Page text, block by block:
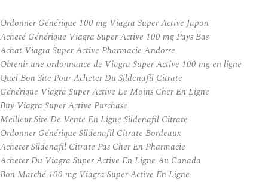
Ordonner Générique 100 mg Viagra Super Active Japon
Acheté Générique Viagra Super Active 100 mg Pays Bas
Achat Viagra Super Active Pharmacie Andorre
Obtenir une ordonnance de Viagra Super Active 100 mg en ligne
Quel Bon Site Pour Acheter Du Sildenafil Citrate
Générique Viagra Super Active Le Moins Cher En Ligne
Buy Viagra Super Active Purchase
Meilleur Site De Vente En Ligne Sildenafil Citrate
Ordonner Générique Sildenafil Citrate Bordeaux
Acheter Sildenafil Citrate Pas Cher En Pharmacie
Acheter Du Viagra Super Active En Ligne Au Canada
Bon Marché 100 mg Viagra Super Active En Ligne